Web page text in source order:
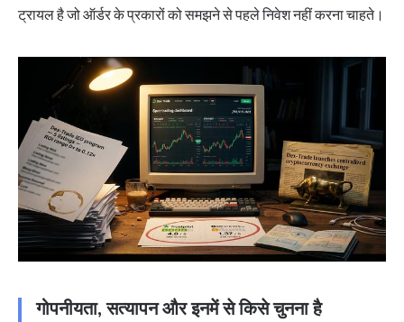
ट्रायल है जो ऑर्डर के प्रकारों को समझने से पहले निवेश नहीं करना चाहते।
गोपनीयता, सत्यापन और इनमें से किसे चुनना है